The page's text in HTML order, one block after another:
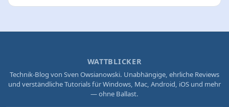
WATTBLICKER
Technik-Blog von Sven Owsianowski. Unabhängige, ehrliche Reviews
und verständliche Tutorials für Windows, Mac, Android, iOS und mehr
— ohne Ballast.